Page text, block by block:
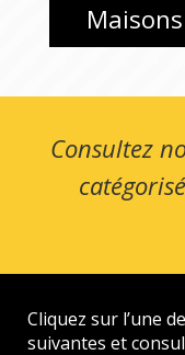
Consultez
Cliquez sur l’une
suivantes et